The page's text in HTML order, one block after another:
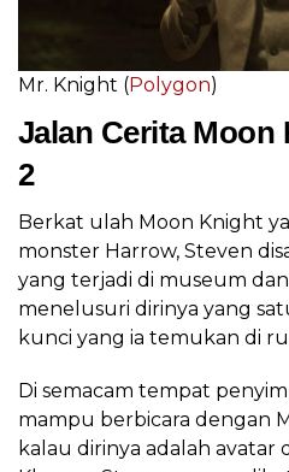
Mr. Knight (Polygon)
Jalan Cerita
2
Berkat ulah Moon Knight
monster Harrow, Steven
yang terjadi di museum
menelusuri dirinya yang
kunci yang ia temukan di
Di semacam tempat
mampu berbicara dengan
kalau dirinya adalah avatar